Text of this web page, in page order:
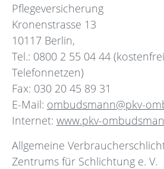
Pflegeversicherung
Kronenstrasse 13
10117 Berlin,
Tel.: 0800 2 55 04 44
Telefonnetzen)
Fax: 030 20 45 89 31
E-Mail: ombudsmann@pkv-
Internet: www.pkv-
Allgemeine
Zentrums für Schlichtung e. V.